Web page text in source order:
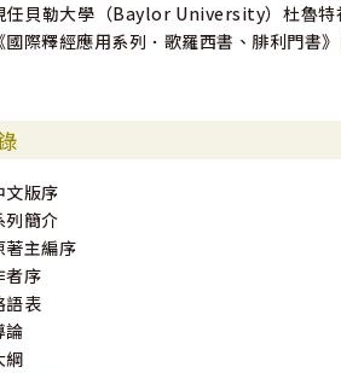
任貝勒大學（Baylor University）杜魯
國際釋經應用系列．歌羅西書、腓利門書》
文版序
列簡介
著主編序
者序
語表
論
綱